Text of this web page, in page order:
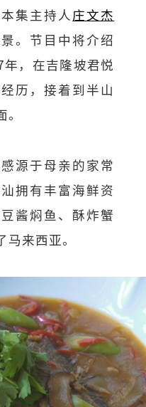
集主持人庄文杰
。节目中将介绍
，在吉隆坡君悦
历，接着到半山
源于母亲的家常
拥有丰富海鲜资
酱焖鱼、酥炸蟹
来西亚。